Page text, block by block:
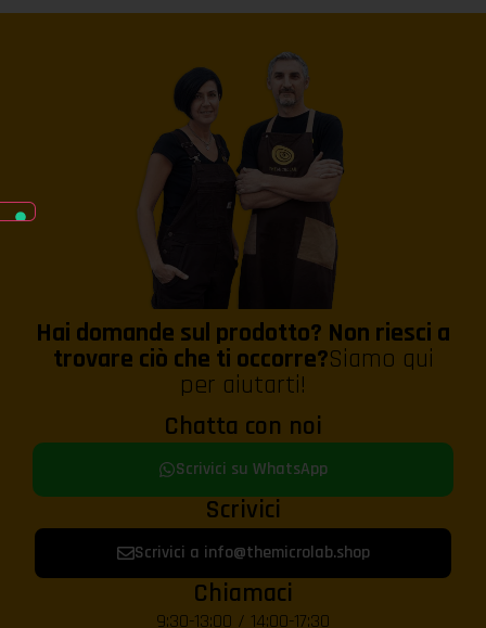
Hai domande sul prodotto? Non riesci a
trovare ciò che ti occorre?Siamo qui
per aiutarti!
Chatta con noi
Scrivici su WhatsApp
Scrivici
Scrivici a info@themicrolab.shop
Chiamaci
9:30-13:00 / 14:00-17:30